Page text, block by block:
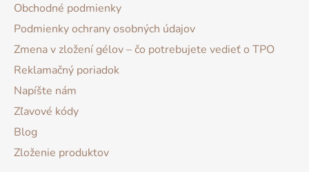
Obchodné podmienky
Podmienky ochrany osobných údajov
Zmena v zložení gélov – čo potrebujete vedieť o TPO
Reklamačný poriadok
Napíšte nám
Zľavové kódy
Blog
Zloženie produktov